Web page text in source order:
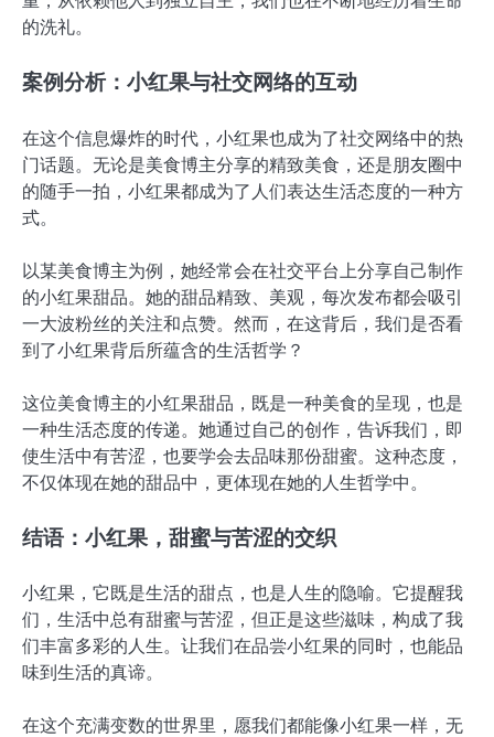
的洗礼。
案例分析：小红果与社交网络的互动
在这个信息爆炸的时代，小红果也成为了社交网络中的热
门话题。无论是美食博主分享的精致美食，还是朋友圈中
的随手一拍，小红果都成为了人们表达生活态度的一种方
式。
以某美食博主为例，她经常会在社交平台上分享自己制作
的小红果甜品。她的甜品精致、美观，每次发布都会吸引
一大波粉丝的关注和点赞。然而，在这背后，我们是否看
到了小红果背后所蕴含的生活哲学？
这位美食博主的小红果甜品，既是一种美食的呈现，也是
一种生活态度的传递。她通过自己的创作，告诉我们，即
使生活中有苦涩，也要学会去品味那份甜蜜。这种态度，
不仅体现在她的甜品中，更体现在她的人生哲学中。
结语：小红果，甜蜜与苦涩的交织
小红果，它既是生活的甜点，也是人生的隐喻。它提醒我
们，生活中总有甜蜜与苦涩，但正是这些滋味，构成了我
们丰富多彩的人生。让我们在品尝小红果的同时，也能品
味到生活的真谛。
在这个充满变数的世界里，愿我们都能像小红果一样，无